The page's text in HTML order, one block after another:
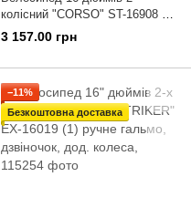
колісний "CORSO" ST-16908 (1)
сталева рама, сталеві
протиударні диски з
3 157.00 грн
−11%
Безкоштовна доставка